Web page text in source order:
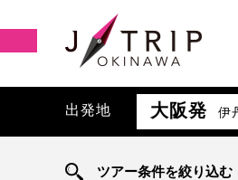
出発地 大阪発 伊
ツアー条件を絞り込む